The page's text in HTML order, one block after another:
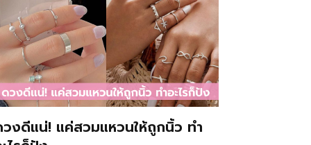
งดีแน่! แค่สวมแหวนให้ถูกนิ้ว ทำ